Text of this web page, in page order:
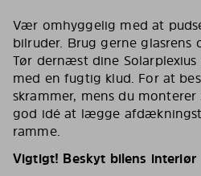
Vær omhyggelig med at
bilruder. Brug gerne glasrens
Tør dernæst dine
med en fugtig klud. For at
skrammer, mens du
god idé at lægge
ramme.
Vigtigt! Beskyt bilens interiør